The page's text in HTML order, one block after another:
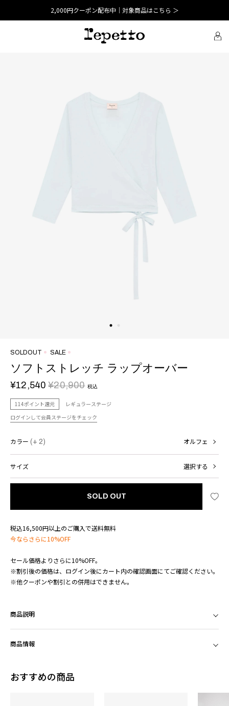
2,000円クーポン配布中｜対象商品はこちら ＞
SOLDOUT SALE
ソフトストレッチ ラップオーバー
¥12,540 ¥20,900 税込
114ポイント還元
レギュラーステージ
ログインして会員ステージをチェック
カラー (+ 2) オルフェ
サイズ 選択する
SOLD OUT
税込16,500円以上のご購入で送料無料
今ならさらに10%OFF
セール価格よりさらに10%OFF。
※割引後の価格は、ログイン後にカート内の確認画面にてご確認ください。
※他クーポンや割引との併用はできません。
商品説明
商品情報
おすすめの商品